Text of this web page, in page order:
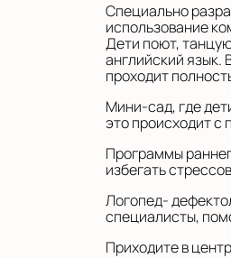
Специально
использование
Дети поют,
английский язык.
проходит
Мини-сад, где
это происходит с
Программы
избегать
Логопед-
специалисты,
Приходите в